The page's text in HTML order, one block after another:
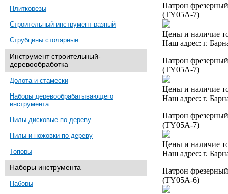
Плиткорезы
Строительный инструмент разный
Струбцины столярные
Инструмент строительный-
деревообработка
Долота и стамески
Наборы деревообрабатывающего
инструмента
Пилы дисковые по дереву
Пилы и ножовки по дереву
Топоры
Наборы инструмента
Наборы
Патрон
(TY05A-7)
Цены и наличие
Наш адрес: г.
Патрон
(TY05A-7)
Цены и наличие
Наш адрес: г.
Патрон
(TY05A-7)
Цены и наличие
Наш адрес: г.
Патрон
(TY05A-6)